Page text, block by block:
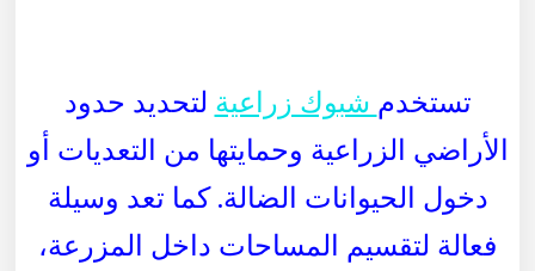
تستخدم شبوك زراعية لتحديد حدود
الأراضي الزراعية وحمايتها من التعديات أو
دخول الحيوانات الضالة. كما تعد وسيلة
فعالة لتقسيم المساحات داخل المزرعة،